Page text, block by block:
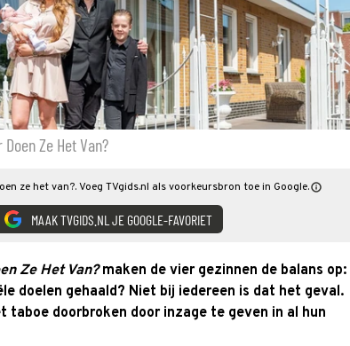
Ze Het Van?
ze het van?. Voeg TVgids.nl als voorkeursbron toe in Google.
MAAK TVGIDS.NL JE GOOGLE-FAVORIET
Ze Het Van?maken de vier gezinnen de balans op:
doelen gehaald? Niet bij iedereen is dat het geval.
taboe doorbroken door inzage te geven in al hun